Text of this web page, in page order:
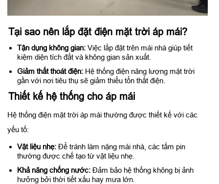
Tại sao nên lắp đặt điện mặt trời áp mái?
Tận dụng không gian: Việc lắp đặt trên mái nhà giúp tiết
kiệm diện tích đất và không gian sản xuất.
Giảm thất thoát điện: Hệ thống điện năng lượng mặt trời
gần với nơi tiêu thụ sẽ giảm thiểu tổn thất điện.
Thiết kế hệ thống cho áp mái
Hệ thống điện mặt trời áp mái thường được thiết kế với các
yếu tố:
Vật liệu nhẹ: Để tránh làm nặng mái nhà, các tấm pin
thường được chế tạo từ vật liệu nhẹ.
Khả năng chống nước: Đảm bảo hệ thống không bị ảnh
hưởng bởi thời tiết xấu hay mưa lớn.